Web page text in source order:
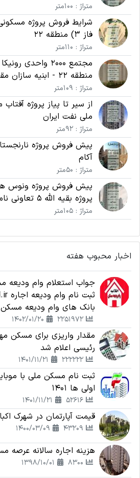
متراژ : 100متر
شرایط فروش پروژه
فاز 3) منطقه 22
متراژ : 110متر
مجتمع 2000
منطقه 22 - ابنیه سازان مقاوم قربانی
متراژ : 109متر
از سیر تا پیاز پروژه
ملی نفت ایران
متراژ : 92متر
آکام
متراژ : 50متر
پروژه بقیه الله 5 تعاونی نامی اریکه پارسیان
متراژ : 105متر
اخبار محبوب هفته
جواب استعلام وام
بانک های وام ودیعه مسکن
رئیسی اعلام شد
ثبت نام مسکن ملی با
اولی ها 1401
قیمت آپارتمان در شهرک
هزینه اجاره سالانه عرصه